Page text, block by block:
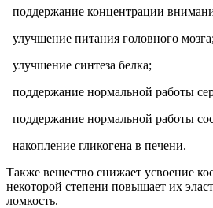
поддержание концентрации
улучшение питания головного мозга;
улучшение синтеза белка;
поддержание нормальной работы
поддержание нормальной работы
накопление гликогена в печени.
Также вещество снижает усвоение
некоторой степени повышает их
ломкость.